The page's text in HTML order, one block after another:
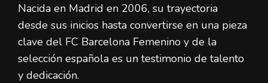
Nacida en Madrid en 2006, su trayectoria
desde sus inicios hasta convertirse en una pieza
clave del FC Barcelona Femenino y de la
selección española es un testimonio de talento
y dedicación.